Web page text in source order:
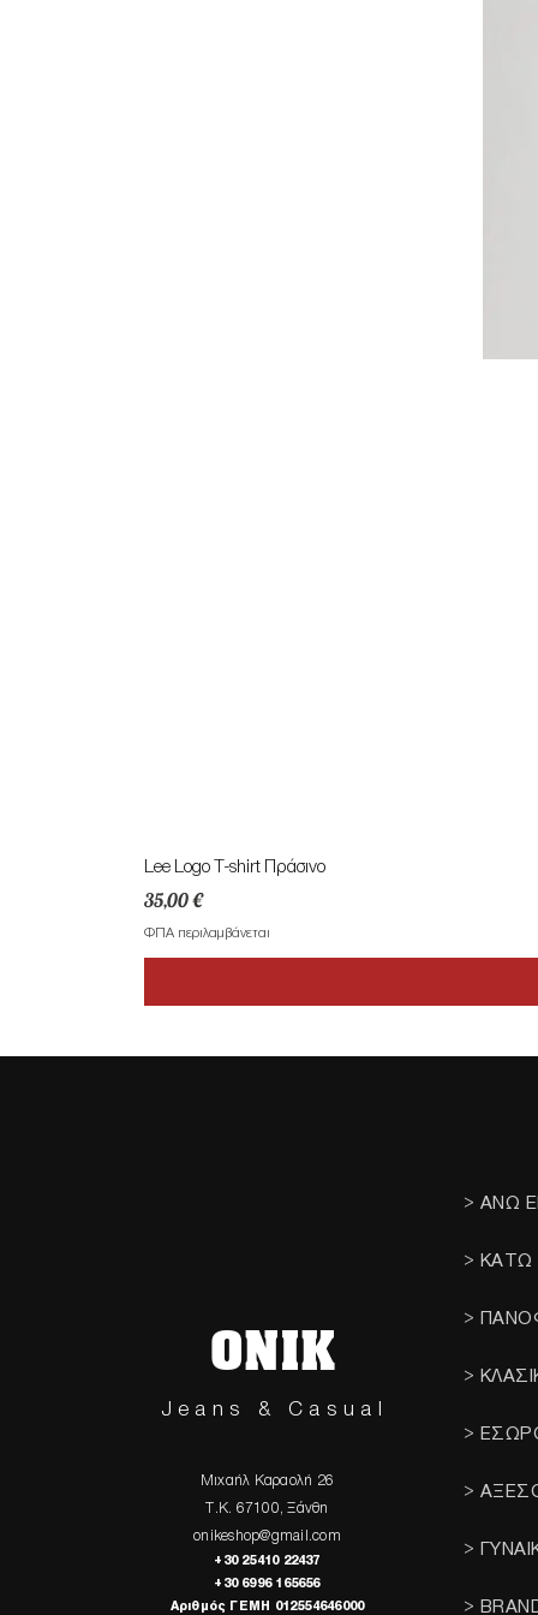
Lee Logo T-shirt Πράσινο
Τιμή
35,00 €
ΦΠΑ περιλαμβάνεται
ONIK
Jeans & Casual
Μιχαήλ Καραολή 26
Τ.Κ. 67100, Ξάνθη
onikeshop@gmail.com
+30 25410 22437
+30 6996 165656
Αριθμός ΓΕΜΗ 012554646000
> ΑΝΩ
> ΚΑΤΩ
>
>
>
>
>
>